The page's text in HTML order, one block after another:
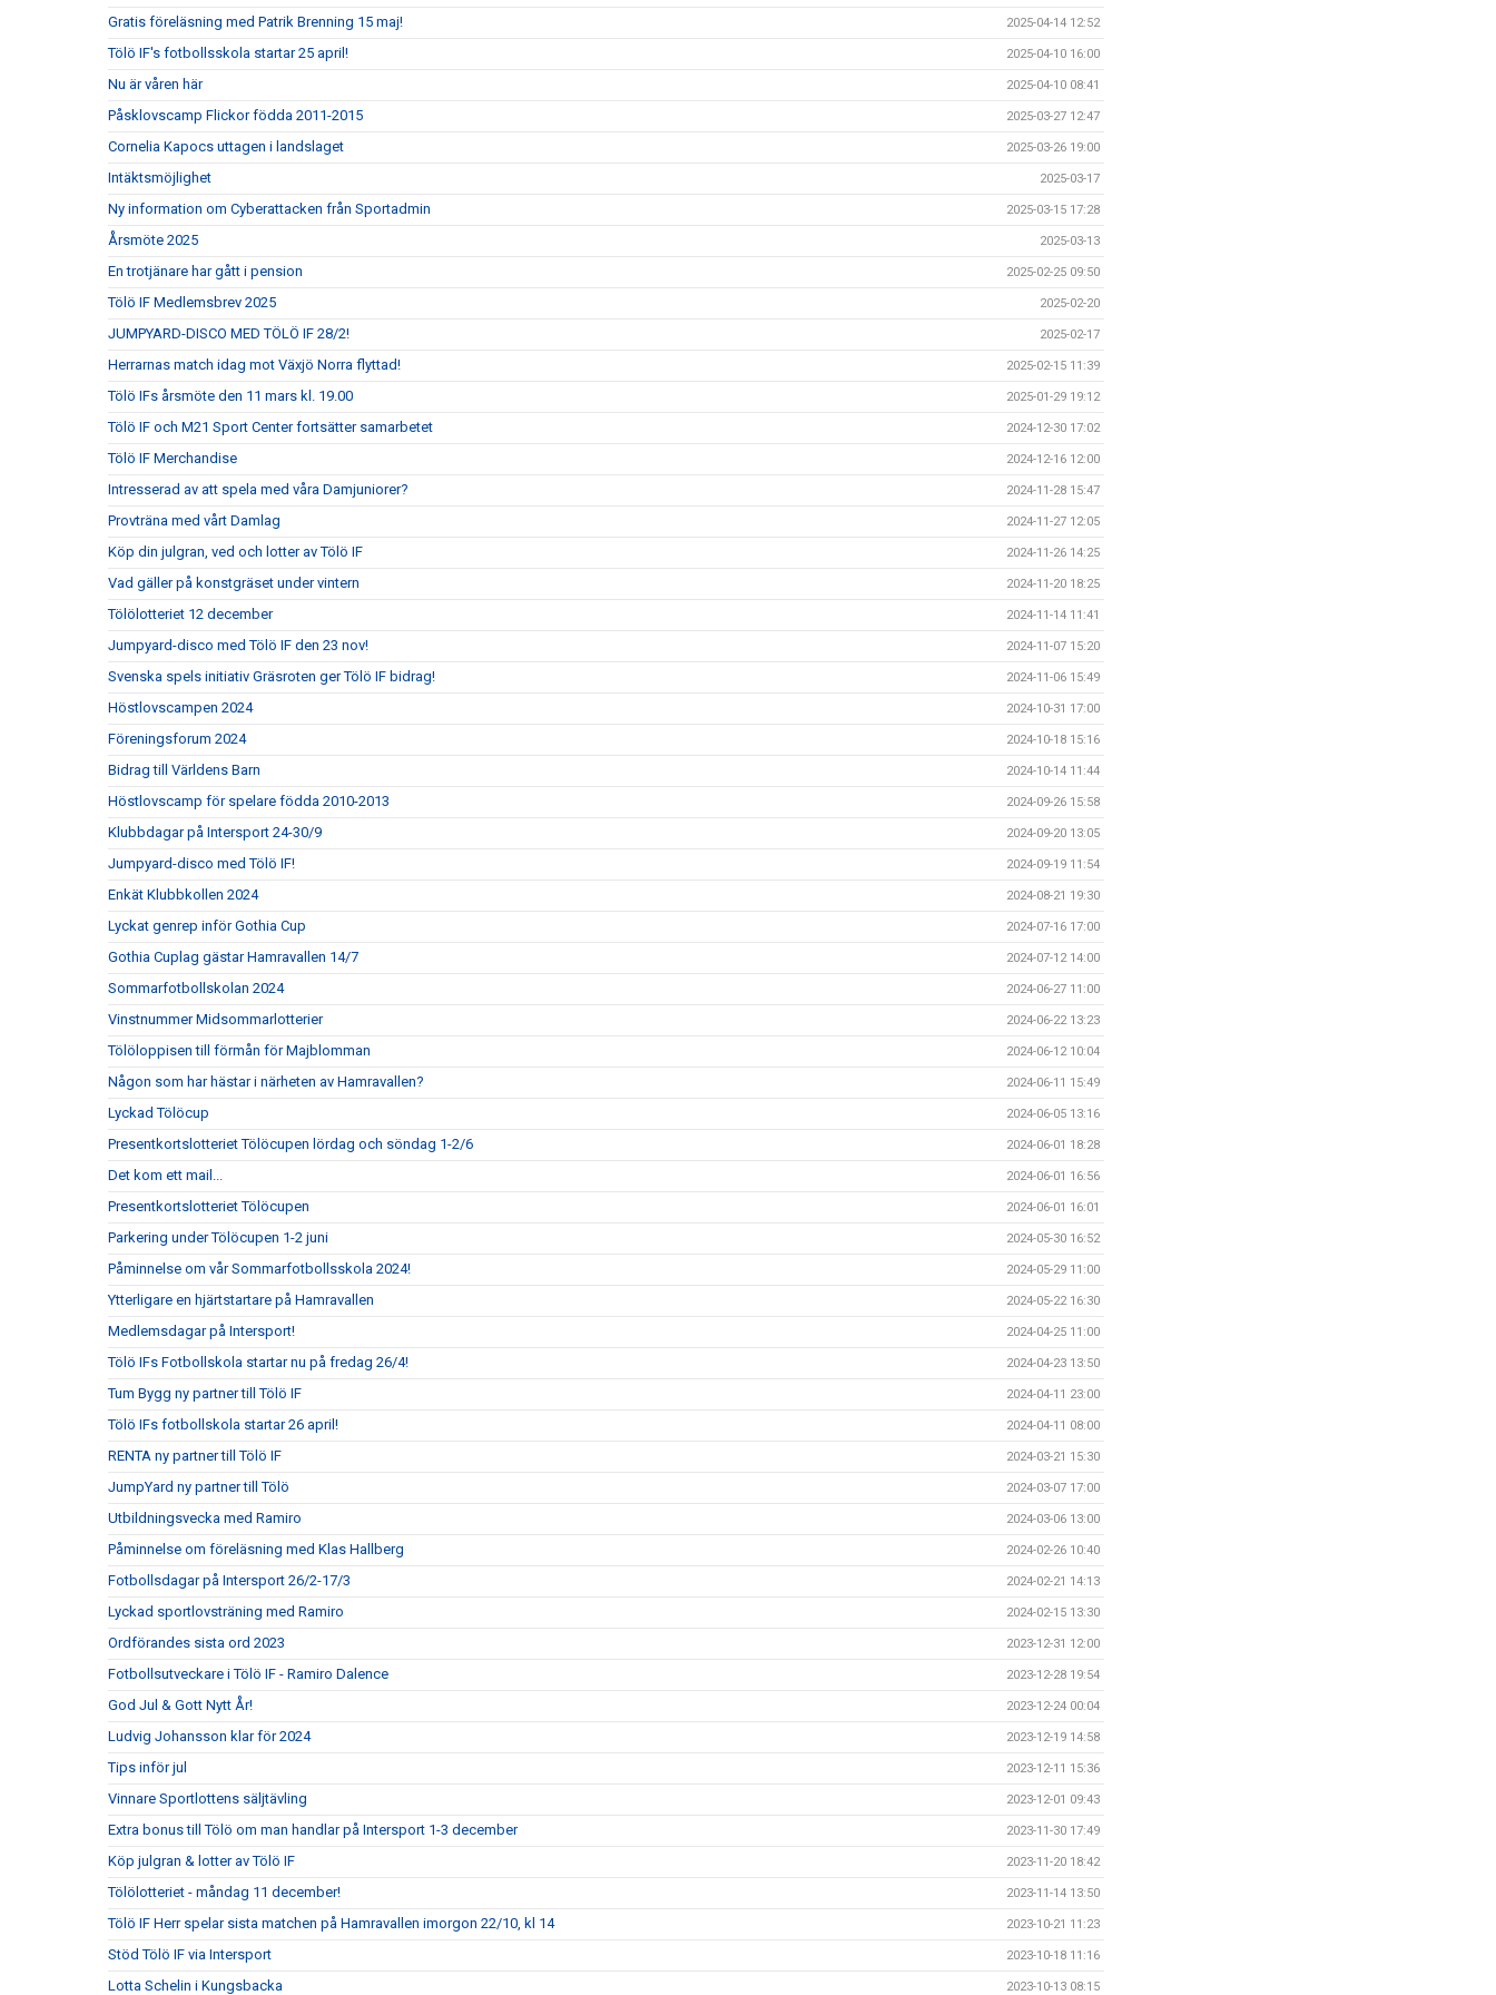
Gratis föreläsning med Patrik Brenning 15 maj! 2025-04-14 12:52
Tölö IF's fotbollsskola startar 25 april! 2025-04-10 16:00
Nu är våren här 2025-04-10 08:41
Påsklovscamp Flickor födda 2011-2015 2025-03-27 12:47
Cornelia Kapocs uttagen i landslaget 2025-03-26 19:00
Intäktsmöjlighet 2025-03-17
Ny information om Cyberattacken från Sportadmin 2025-03-15 17:28
Årsmöte 2025 2025-03-13
En trotjänare har gått i pension 2025-02-25 09:50
Tölö IF Medlemsbrev 2025 2025-02-20
JUMPYARD-DISCO MED TÖLÖ IF 28/2! 2025-02-17
Herrarnas match idag mot Växjö Norra flyttad! 2025-02-15 11:39
Tölö IFs årsmöte den 11 mars kl. 19.00 2025-01-29 19:12
Tölö IF och M21 Sport Center fortsätter samarbetet 2024-12-30 17:02
Tölö IF Merchandise 2024-12-16 12:00
Intresserad av att spela med våra Damjuniorer? 2024-11-28 15:47
Provträna med vårt Damlag 2024-11-27 12:05
Köp din julgran, ved och lotter av Tölö IF 2024-11-26 14:25
Vad gäller på konstgräset under vintern 2024-11-20 18:25
Tölölotteriet 12 december 2024-11-14 11:41
Jumpyard-disco med Tölö IF den 23 nov! 2024-11-07 15:20
Svenska spels initiativ Gräsroten ger Tölö IF bidrag! 2024-11-06 15:49
Höstlovscampen 2024 2024-10-31 17:00
Föreningsforum 2024 2024-10-18 15:16
Bidrag till Världens Barn 2024-10-14 11:44
Höstlovscamp för spelare födda 2010-2013 2024-09-26 15:58
Klubbdagar på Intersport 24-30/9 2024-09-20 13:05
Jumpyard-disco med Tölö IF! 2024-09-19 11:54
Enkät Klubbkollen 2024 2024-08-21 19:30
Lyckat genrep inför Gothia Cup 2024-07-16 17:00
Gothia Cuplag gästar Hamravallen 14/7 2024-07-12 14:00
Sommarfotbollskolan 2024 2024-06-27 11:00
Vinstnummer Midsommarlotterier 2024-06-22 13:23
Tölöloppisen till förmån för Majblomman 2024-06-12 10:04
Någon som har hästar i närheten av Hamravallen? 2024-06-11 15:49
Lyckad Tölöcup 2024-06-05 13:16
Presentkortslotteriet Tölöcupen lördag och söndag 1-2/6 2024-06-01 18:28
Det kom ett mail... 2024-06-01 16:56
Presentkortslotteriet Tölöcupen 2024-06-01 16:01
Parkering under Tölöcupen 1-2 juni 2024-05-30 16:52
Påminnelse om vår Sommarfotbollsskola 2024! 2024-05-29 11:00
Ytterligare en hjärtstartare på Hamravallen 2024-05-22 16:30
Medlemsdagar på Intersport! 2024-04-25 11:00
Tölö IFs Fotbollskola startar nu på fredag 26/4! 2024-04-23 13:50
Tum Bygg ny partner till Tölö IF 2024-04-11 23:00
Tölö IFs fotbollskola startar 26 april! 2024-04-11 08:00
RENTA ny partner till Tölö IF 2024-03-21 15:30
JumpYard ny partner till Tölö 2024-03-07 17:00
Utbildningsvecka med Ramiro 2024-03-06 13:00
Påminnelse om föreläsning med Klas Hallberg 2024-02-26 10:40
Fotbollsdagar på Intersport 26/2-17/3 2024-02-21 14:13
Lyckad sportlovsträning med Ramiro 2024-02-15 13:30
Ordförandes sista ord 2023 2023-12-31 12:00
Fotbollsutveckare i Tölö IF - Ramiro Dalence 2023-12-28 19:54
God Jul & Gott Nytt År! 2023-12-24 00:04
Ludvig Johansson klar för 2024 2023-12-19 14:58
Tips inför jul 2023-12-11 15:36
Vinnare Sportlottens säljtävling 2023-12-01 09:43
Extra bonus till Tölö om man handlar på Intersport 1-3 december 2023-11-30 17:49
Köp julgran & lotter av Tölö IF 2023-11-20 18:42
Tölölotteriet - måndag 11 december! 2023-11-14 13:50
Tölö IF Herr spelar sista matchen på Hamravallen imorgon 22/10, kl 14 2023-10-21 11:23
Stöd Tölö IF via Intersport 2023-10-18 11:16
Lotta Schelin i Kungsbacka 2023-10-13 08:15